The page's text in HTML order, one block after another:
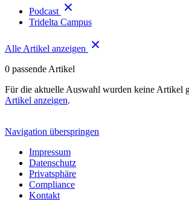
Podcast
Tridelta Campus
Alle Artikel anzeigen
0 passende Artikel
Für die aktuelle Auswahl wurden keine Artikel
Artikel anzeigen.
Navigation überspringen
Impressum
Datenschutz
Privatsphäre
Compliance
Kontakt